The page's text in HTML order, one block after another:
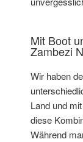
Mit Boot
Zambezi
Wir haben
Land und
diese
Während